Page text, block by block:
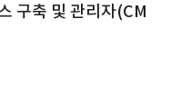
구축 및 관리자(CM